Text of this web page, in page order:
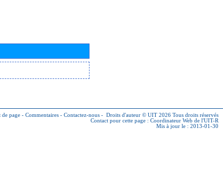
de page - Commentaires - Contactez-nous - Droits d'auteur © UIT 2026 Tous droits réservés
Contact pour cette page : Coordinateur Web de l'UIT-R
Mis à jour le : 2013-01-30